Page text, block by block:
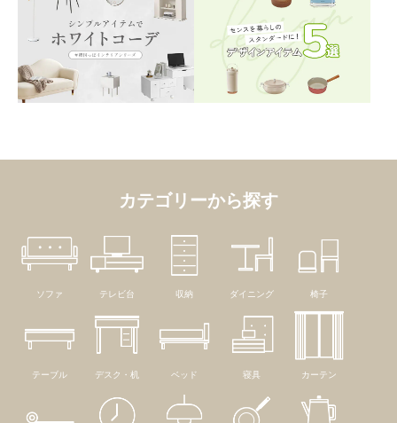
カテゴリーから探す
ソファ テレビ台 収納 ダイニング 椅子
テーブル デスク・机 ベッド 寝具 カーテン